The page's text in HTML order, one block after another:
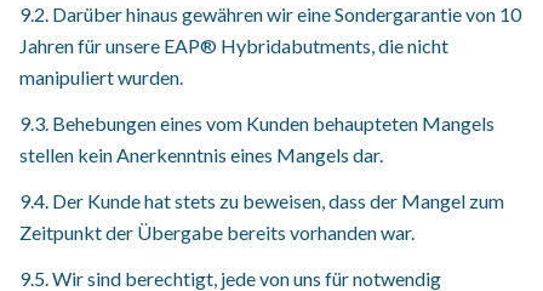
9.2. Darüber hinaus gewähren wir eine Sondergarantie von 10
Jahren für unsere EAP® Hybridabutments, die nicht
manipuliert wurden.
9.3. Behebungen eines vom Kunden behaupteten Mangels
stellen kein Anerkenntnis eines Mangels dar.
9.4. Der Kunde hat stets zu beweisen, dass der Mangel zum
Zeitpunkt der Übergabe bereits vorhanden war.
9.5. Wir sind berechtigt, jede von uns für notwendig